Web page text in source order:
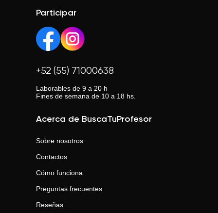
Participar
+52 (55) 71000638
Laborables de 9 a 20 h
Fines de semana de 10 a 18 hs.
Acerca de BuscaTuProfesor
Sobre nosotros
Contactos
Cómo funciona
Preguntas frecuentes
Reseñas